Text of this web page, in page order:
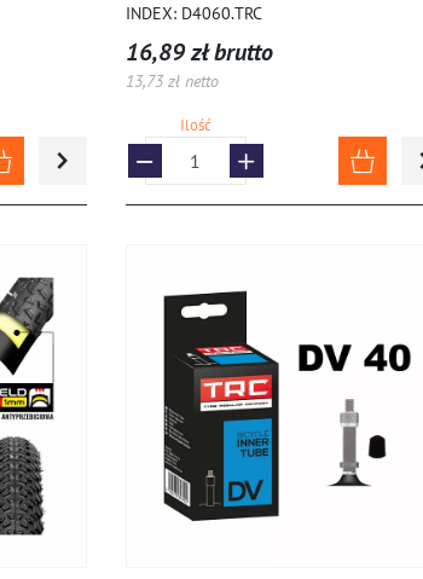
INDEX: D4060.TRC
16,89 zł brutto
13,73 zł netto
Ilość